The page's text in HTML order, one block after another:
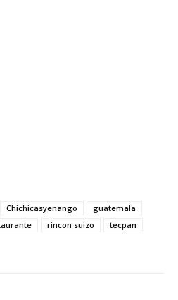
Chichicasyenango
guatemala
rincon suizo
tecpan